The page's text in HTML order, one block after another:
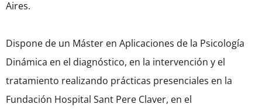
Aires.
Dispone de un Máster en Aplicaciones de la Psicología
Dinámica en el diagnóstico, en la intervención y el
tratamiento realizando prácticas presenciales en la
Fundación Hospital Sant Pere Claver, en el